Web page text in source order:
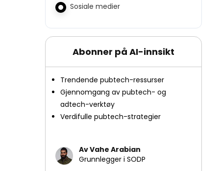
Sosiale medier
Abonner på AI-innsikt
Trendende pubtech-ressurser
Gjennomgang av pubtech- og
adtech-verktøy
Verdifulle pubtech-strategier
Av Vahe Arabian
Grunnlegger i SODP